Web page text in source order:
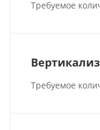
Требуемое
Требуемое